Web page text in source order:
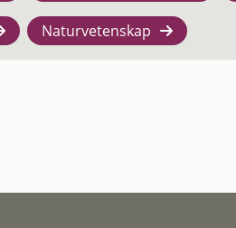
Naturvetenskap